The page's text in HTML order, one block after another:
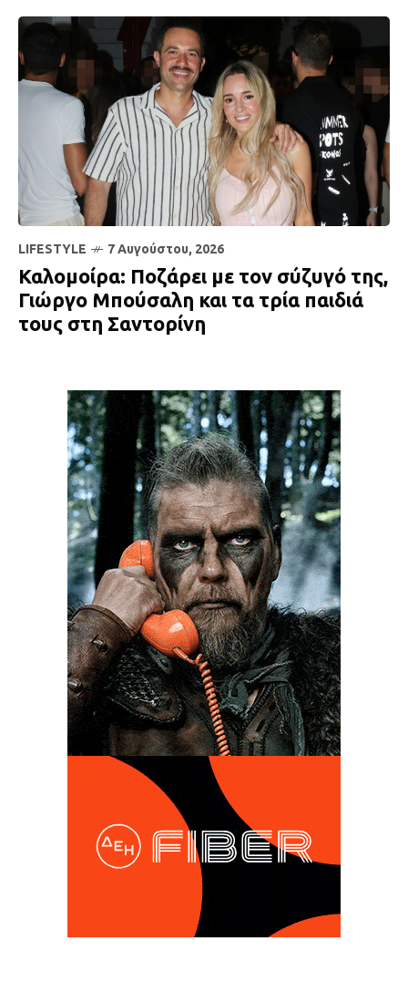
LIFESTYLE 7 Αυγούστου, 2026
Καλομοίρα: Ποζάρει με τον σύζυγό της,
Γιώργο Μπούσαλη και τα τρία παιδιά
τους στη Σαντορίνη